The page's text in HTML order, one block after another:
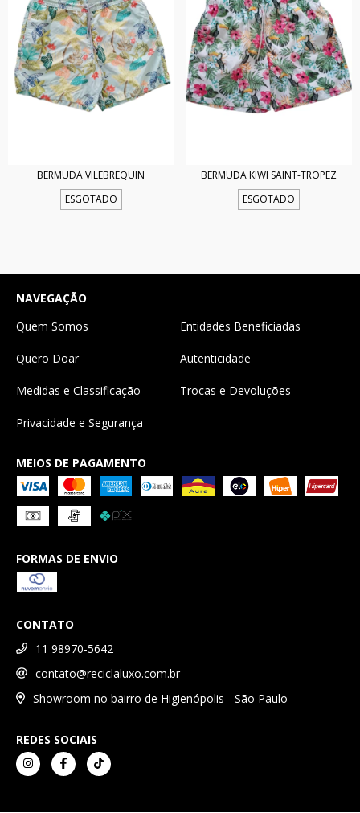
BERMUDA VILEBREQUIN
ESGOTADO
BERMUDA KIWI SAINT-TROPEZ
ESGOTADO
NAVEGAÇÃO
Quem Somos
Entidades Beneficiadas
Quero Doar Autenticidade
Medidas e Classificação Trocas e Devoluções
Privacidade e Segurança
MEIOS DE PAGAMENTO
FORMAS DE ENVIO
CONTATO
11 98970-5642
contato@reciclaluxo.com.br
Showroom no bairro de Higienópolis - São Paulo
REDES SOCIAIS